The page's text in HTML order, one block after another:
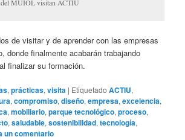
del MUIOL visitan ACTIU
de visitar y de aprender con las empresas
donde finalmente acabarán trabajando
finalizar su formación.
,prácticas,visita | Etiquetado ACTIU,
,compromiso,diseño,empresa,excelencia,
,mobiliario,parque tecnológico,proceso,
,saludable,sostenibilidad,tecnología,
un comentario